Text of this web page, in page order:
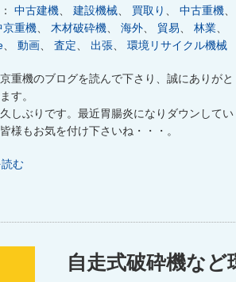
中古建機 建設機械 買取り 中古重機
京重機 木材破砕機 海外 貿易 林業
動画 査定 出張 環境リサイクル機械
重機のブログを読んで下さり、誠にありがと
す。
しぶりです。最近胃腸炎になりダウンしてい
様もお気を付け下さいね・・・。
む
自走式破砕機な